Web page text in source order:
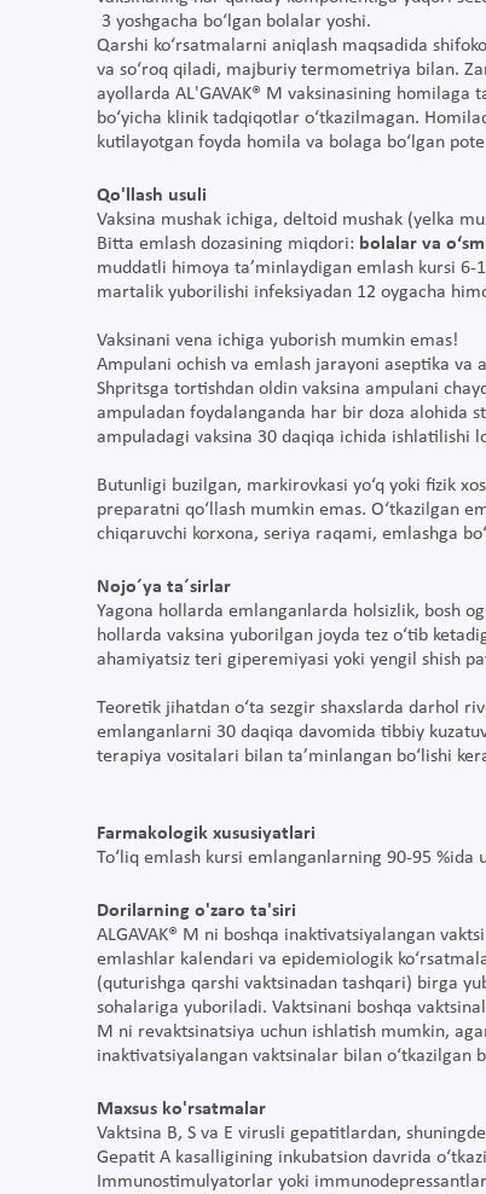
3 yoshgacha bo‘lgan bolalar yoshi.
Qarshi ko‘rsatmalarni aniqlash maqsadida
va so‘roq qiladi, majburiy termometriya bilan.
ayollarda AL'GAVAK® M vaksinasining homilaga
bo‘yicha klinik tadqiqotlar o‘tkazilmagan.
kutilayotgan foyda homila va bolaga bo‘lgan
Qo'llash usuli
Vaksina mushak ichiga, deltoid mushak (yelka
Bitta emlash dozasining miqdori: bolalar va
muddatli himoya ta’minlaydigan emlash kursi
martalik yuborilishi infeksiyadan 12 oygacha
Vaksinani vena ichiga yuborish mumkin emas!
Ampulani ochish va emlash jarayoni aseptika
Shpritsga tortishdan oldin vaksina ampulani
ampuladan foydalanganda har bir doza alohida
ampuladagi vaksina 30 daqiqa ichida ishlatilishi
Butunligi buzilgan, markirovkasi yo‘q yoki fizik
preparatni qo‘llash mumkin emas. O‘tkazilgan
chiqaruvchi korxona, seriya raqami, emlashga
Nojo´ya ta´sirlar
Yagona hollarda emlanganlarda holsizlik, bosh
hollarda vaksina yuborilgan joyda tez o‘tib
ahamiyatsiz teri giperemiyasi yoki yengil shish
Teoretik jihatdan o‘ta sezgir shaxslarda darhol
emlanganlarni 30 daqiqa davomida tibbiy
terapiya vositalari bilan ta’minlangan bo‘lishi
Farmakologik xususiyatlari
To‘liq emlash kursi emlanganlarning 90-95
Dorilarning o'zaro ta'siri
ALGAVAK® M ni boshqa inaktivatsiyalangan
emlashlar kalendari va epidemiologik
(quturishga qarshi vaktsinadan tashqari) birga
sohalariga yuboriladi. Vaktsinani boshqa
M ni revaktsinatsiya uchun ishlatish mumkin,
inaktivatsiyalangan vaktsinalar bilan o‘tkazilgan
Maxsus ko'rsatmalar
Vaktsina B, S va E virusli gepatitlardan,
Gepatit A kasalligining inkubatsion davrida
Immunostimulyatorlar yoki